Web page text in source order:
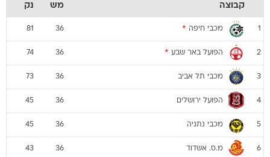
קבוצה מש נק
1 מכבי חיפה *
36
81
2 הפועל באר שבע *
36
74
3 מכבי תל אביב 36
73
4 הפועל ירושלים 36
45
5 מכבי נתניה 36
45
6 מ.ס. אשדוד 36
43